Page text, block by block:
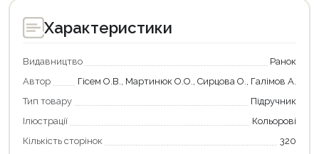
Характеристики
Видавництво
Ранок
Автор
Гісем О.В., Мартинюк О.О., Сирцова О., Галімов А.
Тип товару
Підручник
Ілюстрації
Кольорові
Кількість сторінок
320
Продовжити покупки